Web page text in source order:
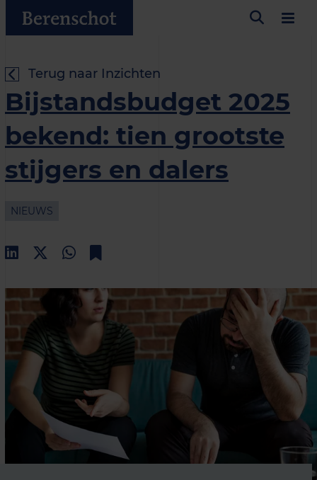
Terug naar Inzichten
Bijstandsbudget 2025
bekend: tien grootste
stijgers en dalers
NIEUWS